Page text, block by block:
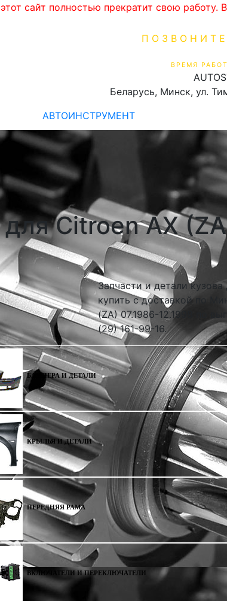
сайт полностью прекратит свою
ВРЕМЯ
Беларусь, Минск, ул.
АВТОИНСТРУМЕНТ
Citroen AX
Запчасти и детали
купить с доставкой по
(ZA) 07.1986-12.1998 по
(29) 161-99-16.
БАМПЕРА И ДЕТАЛИ
КРЫЛЬЯ И ДЕТАЛИ
ПЕРЕДНЯЯ РАМА
ВКЛЮЧАТЕЛИ И ПЕРЕКЛЮЧАТЕЛИ